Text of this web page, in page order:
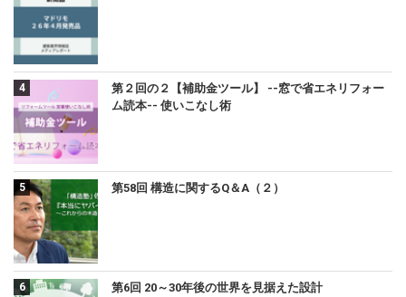
第２回の２【補助金ツール】 --窓で省エネリフォー
ム読本-- 使いこなし術
第58回 構造に関するQ＆A（２）
第6回 20～30年後の世界を見据えた設計